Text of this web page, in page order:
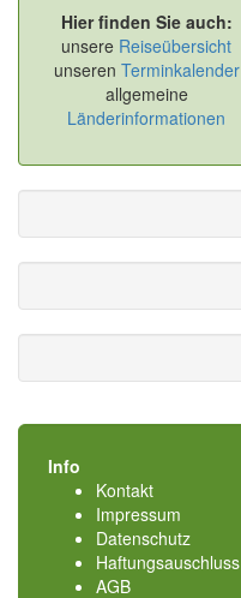
Hier finden Sie auch:
unsere Reiseübersicht
unseren Terminkalender
allgemeine
Länderinformationen
Info
Kontakt
Impressum
Datenschutz
Haftungsauschluss
AGB